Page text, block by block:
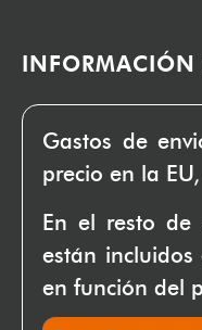
INFORMACIÓN
Gastos de
precio en la
En el resto
están
en función del